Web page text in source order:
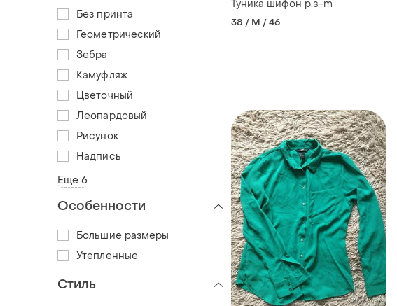
Туника шифон р.s-m
38 / M / 46
Без принта
Геометрический
Зебра
Камуфляж
Цветочный
Леопардовый
Рисунок
Надпись
Ещё 6
Особенности
Большие размеры
Утепленные
Стиль